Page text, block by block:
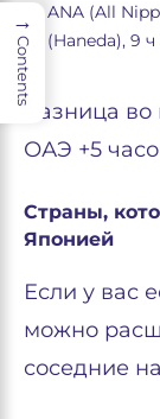
ANA (All
(Haneda), 9
Разница
ОАЭ +5
Страны,
Японией
Если у вас
можно
соседние
→
Contents